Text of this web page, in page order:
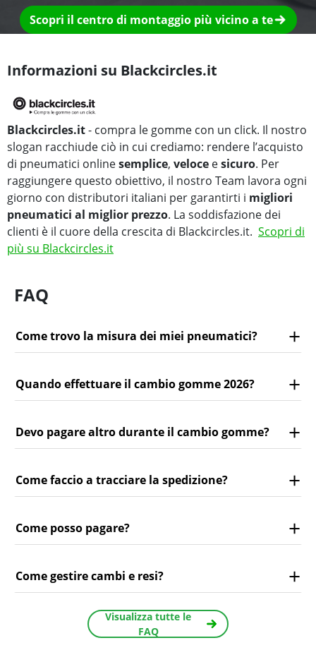
Scopri il centro di montaggio più vicino a te
Informazioni su Blackcircles.it
Blackcircles.it- compra le gomme con un click. Il nostro
slogan racchiude ciò in cui crediamo: rendere l’acquisto
di pneumatici onlinesemplice, veloce esicuro. Per
raggiungere questo obiettivo, il nostro Team lavora ogni
giorno con distributori italiani per garantirti i migliori
pneumatici al miglior prezzo. La soddisfazione dei
clienti è il cuore della crescita di Blackcircles.it. Scopri di
più su Blackcircles.it
FAQ
Come trovo la misura dei miei pneumatici?
Quando effettuare il cambio gomme 2026?
Devo pagare altro durante il cambio gomme?
Come faccio a tracciare la spedizione?
Come posso pagare?
Come gestire cambi e resi?
Visualizza tutte le
FAQ